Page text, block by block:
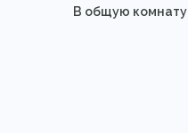
В общую комнату